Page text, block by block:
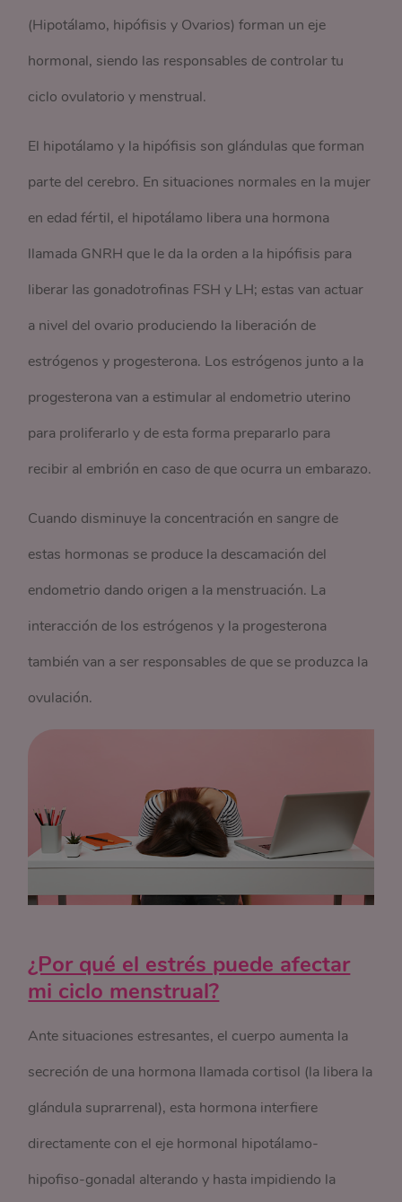
(Hipotálamo, hipófisis y Ovarios) forman un eje
hormonal, siendo las responsables de controlar tu
ciclo ovulatorio y menstrual.
El hipotálamo y la hipófisis son glándulas que forman
parte del cerebro. En situaciones normales en la mujer
en edad fértil, el hipotálamo libera una hormona
llamada GNRH que le da la orden a la hipófisis para
liberar las gonadotrofinas FSH y LH; estas van actuar
a nivel del ovario produciendo la liberación de
estrógenos y progesterona. Los estrógenos junto a la
progesterona van a estimular al endometrio uterino
para proliferarlo y de esta forma prepararlo para
recibir al embrión en caso de que ocurra un embarazo.
Cuando disminuye la concentración en sangre de
estas hormonas se produce la descamación del
endometrio dando origen a la menstruación. La
interacción de los estrógenos y la progesterona
también van a ser responsables de que se produzca la
ovulación.
¿Por qué el estrés puede afectar
mi ciclo menstrual?
Ante situaciones estresantes, el cuerpo aumenta la
secreción de una hormona llamada cortisol (la libera la
glándula suprarrenal), esta hormona interfiere
directamente con el eje hormonal hipotálamo-
hipofiso-gonadal alterando y hasta impidiendo la